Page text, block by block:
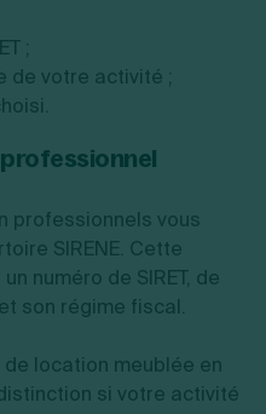
;
de votre activité ;
professionnels vous
SIRENE. Cette
numéro de SIRET, de
son régime fiscal.
location meublée en
si votre activité